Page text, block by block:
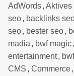
AdWords, Aktives
seo, backlinks
seo, bester seo,
madia , bwf magic,
entertainment,
CMS , Commerce,